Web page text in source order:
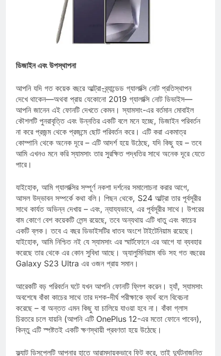
আপনি যদি গত কয়েক বছরে আল্ট্রা-ব্র্যান্ডেড গ্যালাক্সি নোট প্রতিস্থাপন
দেখে থাকেন—অথবা প্রায় যেকোনো 2019 গ্যালাক্সি নোট ডিভাইস—
আপনি জানেন এই ফোনটি দেখতে কেমন। স্যামসাং-এর বর্তমান মোবাইল
কৌশলটি পুনরাবৃত্তি এবং উন্নতির একটি বলে মনে হচ্ছে, ডিজাইন পরিবর্তন
না করে প্রজন্ম থেকে প্রজন্মে ছোট পরিবর্তন করে। এটি করা একমাত্র
কোম্পানি থেকে অনেক দূরে – এটি আদর্শ হয়ে উঠেছে, যদি কিছু হয় – তবে
আমি এখনও মনে করি স্যামসাং তার সুরক্ষিত পদ্ধতির সাথে অনেক দূরে যেতে
যাইহোক, আমি গ্যালাক্সির সম্পূর্ণ নকশা দর্শনের সমালোচনা করার আগে,
আসল উদ্ভাবন সম্পর্কে কথা বলি। পিছন থেকে, S24 আল্ট্রা তার পূর্বসূরীর
সাথে কার্যত অভিন্ন দেখায় – এবং, ন্যায্যভাবে, এর পূর্বসূরীর সাথে। উপরের
বাম কোণে বেশ কয়েকটি লেন্স রয়েছে, তবে অন্যথায় এটি ধাতু এবং কাচের
একটি ব্লক। তবে এ বছর ডিভাইসটির ধাতব অংশে টাইটেনিয়াম রয়েছে।
যাইহোক, আমি নিশ্চিত নই যে স্যামসাং এর স্মার্টফোনে এর আগে যা ব্যবহার
করেছে তার থেকে এর কোন সুবিধা আছে। অ্যালুমিনিয়াম বডি সহ গত বছরের
আরেকটি বড় পরিবর্তন ঘটে যখন আপনি ফোনটি ফ্লিপ করেন। হ্যাঁ, স্যামসাং
অবশেষে বাঁকা কাচের সাথে তার দশক-দীর্ঘ পরীক্ষাকে ব্যর্থ বলে বিবেচনা
করেছে – বা অন্তত এমন কিছু যা চালিয়ে যাওয়া হবে না। বাঁকা গ্লাস
চিরতরে চলে যায়নি (আপনি এটি OnePlus 12-এর মতো ফোনে পাবেন),